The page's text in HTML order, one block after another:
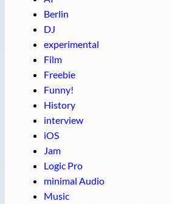
Berlin
DJ
experimental
Film
Freebie
Funny!
History
interview
iOS
Jam
Logic Pro
minimal Audio
Music